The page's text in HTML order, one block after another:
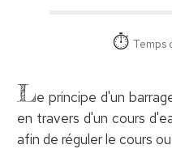
Temps
Le principe d'un
en travers d'un cours
afin de réguler le cours